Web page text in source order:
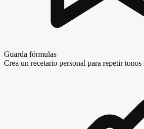
Guarda fórmulas
Crea un recetario personal para repetir